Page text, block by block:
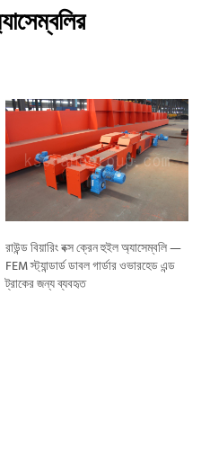
রাউন্ড বিয়ারিং বক্স ক্রেন হুইল অ্যাসেম্বলি —
FEM স্ট্যান্ডার্ড ডাবল গার্ডার ওভারহেড এন্ড
ট্রাকের জন্য ব্যবহৃত